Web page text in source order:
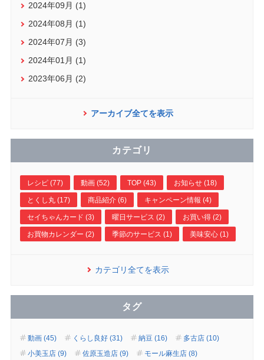
2024年09月 (1)
2024年08月 (1)
2024年07月 (3)
2024年01月 (1)
2023年06月 (2)
アーカイブ全てを表示
カテゴリ
レシピ (77) 動画 (52) TOP (43) お知らせ (18)
とくし丸 (17) 商品紹介 (6) キャンペーン情報 (4)
セイちゃんカード (3) 曜日サービス (2) お買い得 (2)
お買物カレンダー (2) 季節のサービス (1) 美味安心 (1)
カテゴリ全てを表示
タグ
動画 (45) くらし良好 (31) 納豆 (16)
多古店 (10)
小美玉店 (9)
佐原玉造店 (9)
モール麻生店 (8)